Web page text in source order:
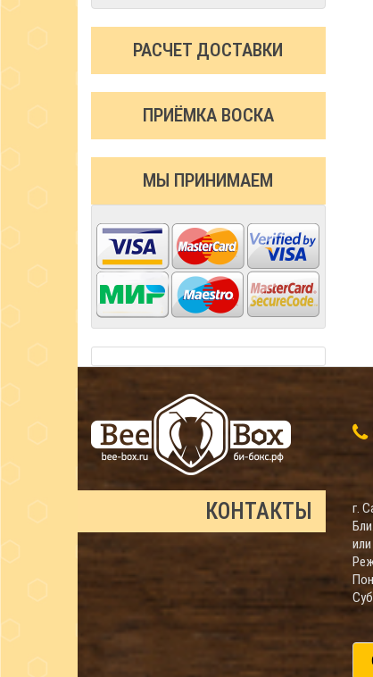
РАСЧЕТ ДОСТАВКИ
ПРИЁМКА ВОСКА
МЫ ПРИНИМАЕМ
КОНТАКТЫ
г.